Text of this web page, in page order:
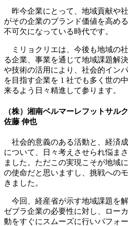
昨今企業にとって、地域貢献や
がその企業のブランド価値を高め
不可欠になっている時代です。
ミリョクリエは、今後も地域の
る企業、事業を通じて地域課題解
や技術の活用により、社会的イン
を目指す企業を 1 社でも多く世の
来るよう日々精進して参ります。
（株）湘南ベルマーレフットサ
佐藤 伸也
社会的意義のある活動と、経済
について、日々考えさせられ悩ま
ました。ただこの実現こそが地域
の使命だと思いますし、挑戦への
きました。
今回、経産省が示す地域課題を
ゼブラ企業の必要性に対し、ロー
動をすぐにスムーズに行いパフォ